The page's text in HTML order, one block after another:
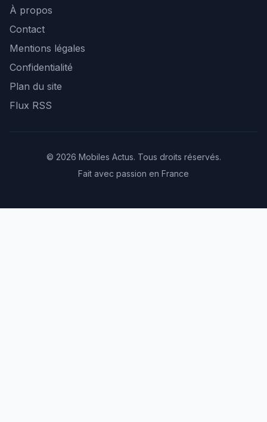
À propos
Contact
Mentions légales
Confidentialité
Plan du site
Flux RSS
© 2026 Mobiles Actus. Tous droits réservés.
Fait avec passion en France